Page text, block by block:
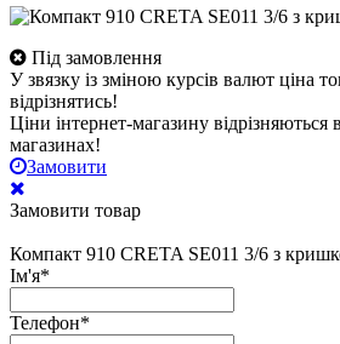
Під замовлення
У звязку із зміною курсів валют ціна
відрізнятись!
Ціни інтернет-магазину відрізняються
магазинах!
Замовити
Замовити товар
Компакт 910 CRETA SE011 3/6 з
Ім'я*
Телефон*